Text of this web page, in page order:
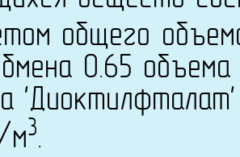
общего
0.65
м3.